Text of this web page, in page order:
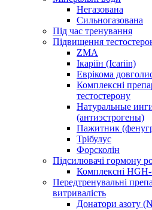
Негазована
Сильногазована
Під час тренування
Підвищення
ZMA
Ікаріїн (Icariin)
Еврікома
Комплексні
тестостерону
Натуральные
(антиэстрогены)
Пажитник
Трібулус
Форсколін
Підсилювачі гормону
Комплексні HGH-
Передтренувальні
витривалість
Донатори азоту